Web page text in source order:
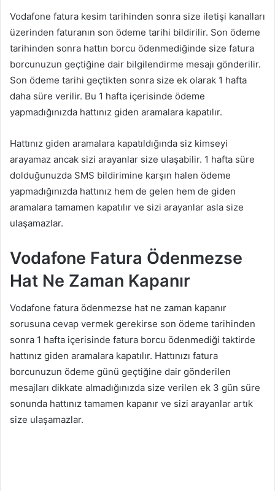
Vodafone fatura kesim tarihinden sonra size iletişi kanalları
üzerinden faturanın son ödeme tarihi bildirilir. Son ödeme
tarihinden sonra hattın borcu ödenmediğinde size fatura
borcunuzun geçtiğine dair bilgilendirme mesajı gönderilir.
Son ödeme tarihi geçtikten sonra size ek olarak 1 hafta
daha süre verilir. Bu 1 hafta içerisinde ödeme
yapmadığınızda hattınız giden aramalara kapatılır.
Hattınız giden aramalara kapatıldığında siz kimseyi
arayamaz ancak sizi arayanlar size ulaşabilir. 1 hafta süre
dolduğunuzda SMS bildirimine karşın halen ödeme
yapmadığınızda hattınız hem de gelen hem de giden
aramalara tamamen kapatılır ve sizi arayanlar asla size
ulaşamazlar.
Vodafone Fatura Ödenmezse
Hat Ne Zaman Kapanır
Vodafone fatura ödenmezse hat ne zaman kapanır
sorusuna cevap vermek gerekirse son ödeme tarihinden
sonra 1 hafta içerisinde fatura borcu ödenmediği taktirde
hattınız giden aramalara kapatılır. Hattınızı fatura
borcunuzun ödeme günü geçtiğine dair gönderilen
mesajları dikkate almadığınızda size verilen ek 3 gün süre
sonunda hattınız tamamen kapanır ve sizi arayanlar artık
size ulaşamazlar.